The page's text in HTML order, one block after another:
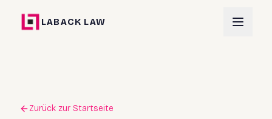
LABACK LAW
Zurück zur Startseite